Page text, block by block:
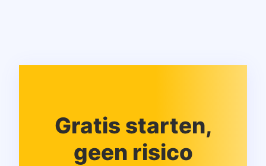
Gratis starten,
geen risico